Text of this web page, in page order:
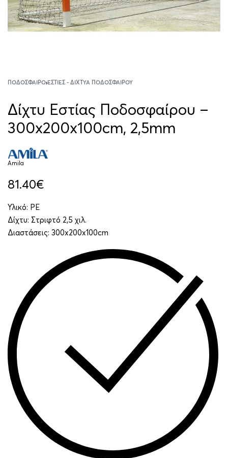
ΠΟΔΌΣΦΑΙΡΟ›ΕΣΤΊΕΣ - ΔΊΧΤΥΑ ΠΟΔΟΣΦΑΊΡΟΥ
Δίχτυ Εστίας Ποδοσφαίρου –
300x200x100cm, 2,5mm
Amila
81.40€
Υλικό: ΡΕ
Δίχτυ: Στριφτό 2,5 χιλ.
Διαστάσεις: 300x200x100cm